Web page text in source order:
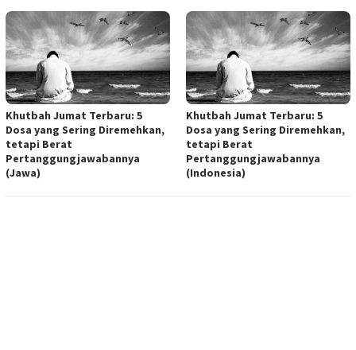
Khutbah Jumat Terbaru: 5
Dosa yang Sering Diremehkan,
tetapi Berat
Pertanggungjawabannya
(Jawa)
Khutbah Jumat Terbaru: 5
Dosa yang Sering Diremehkan,
tetapi Berat
Pertanggungjawabannya
(Indonesia)